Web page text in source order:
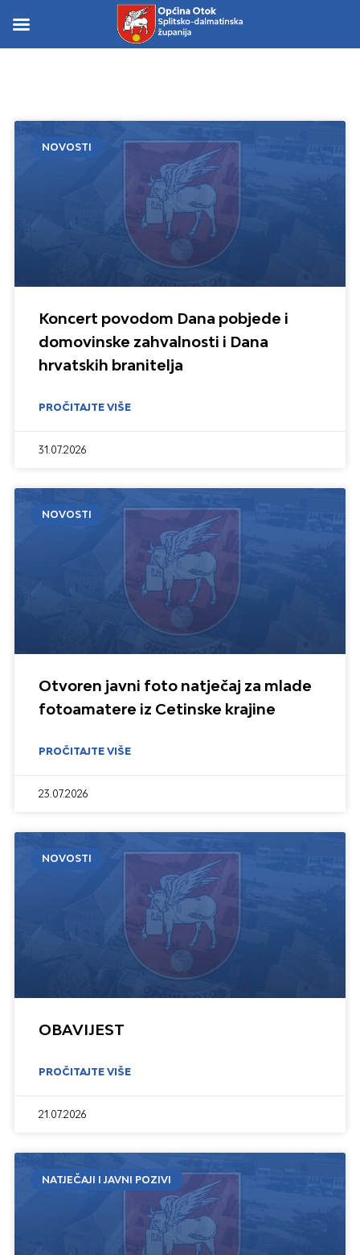
content
NOVOSTI
Koncert povodom Dana pobjede i
domovinske zahvalnosti i Dana
hrvatskih branitelja
PROČITAJTE VIŠE
31.07.2026
NOVOSTI
Otvoren javni foto natječaj za mlade
fotoamatere iz Cetinske krajine
PROČITAJTE VIŠE
23.07.2026
NOVOSTI
OBAVIJEST
PROČITAJTE VIŠE
21.07.2026
NATJEČAJI I JAVNI POZIVI